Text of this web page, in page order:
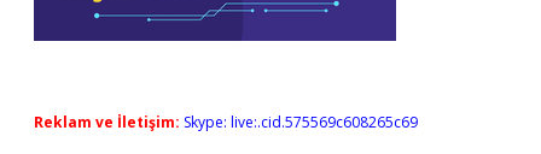
Reklam ve İletişim: Skype: live:.cid.575569c608265c69